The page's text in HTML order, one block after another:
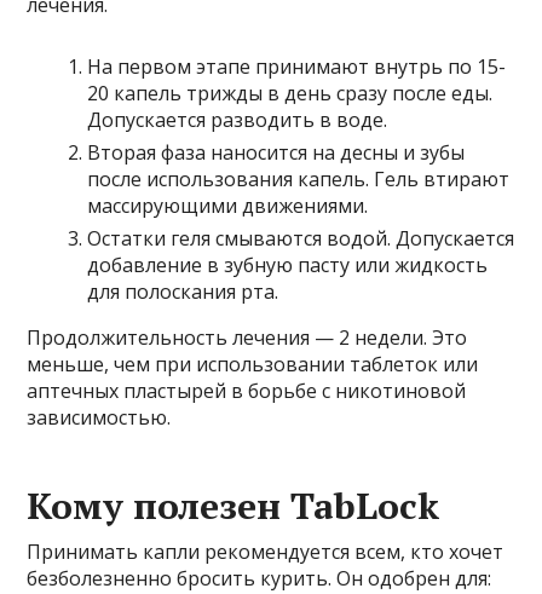
На первом этапе принимают внутрь по 15-
20 капель трижды в день сразу после еды.
Допускается разводить в воде.
Вторая фаза наносится на десны и зубы
после использования капель. Гель втирают
массирующими движениями.
Остатки геля смываются водой. Допускается
добавление в зубную пасту или жидкость
для полоскания рта.
Продолжительность лечения — 2 недели. Это
меньше, чем при использовании таблеток или
аптечных пластырей в борьбе с никотиновой
зависимостью.
Кому полезен TabLock
Принимать капли рекомендуется всем, кто хочет
безболезненно бросить курить. Он одобрен для: